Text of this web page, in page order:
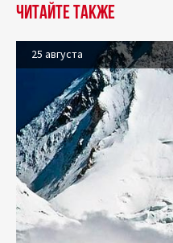
Читайте также
25 августа